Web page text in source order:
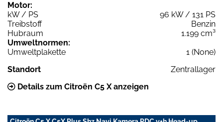
Motor:
kW / PS
96 kW / 131 PS
Treibstoff
Benzin
Hubraum
1.199 cm³
Umweltnormen:
Umweltplakette
1 (None)
Standort
Zentrallager
Details zum Citroën C5 X anzeigen